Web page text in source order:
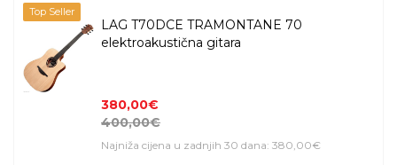
Top Seller
LAG T70DCE TRAMONTANE 70
elektroakustična gitara
380,00€
400,00€
Najniža cijena u zadnjih 30 dana: 380,00€